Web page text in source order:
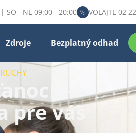
SO - NE 09:00 - 20:00 VOLAJTE 02
Zdroje Bezplatný odhad
–
pre váš